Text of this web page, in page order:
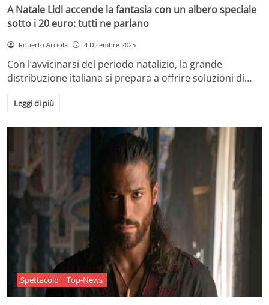
A Natale Lidl accende la fantasia con un albero speciale
sotto i 20 euro: tutti ne parlano
Roberto Arciola 4 Dicembre 2025
Con l’avvicinarsi del periodo natalizio, la grande
distribuzione italiana si prepara a offrire soluzioni di…
Leggi di più
Spettacolo Top-News